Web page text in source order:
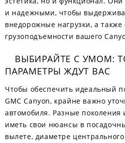
и надежными, чтобы
внедорожные нагрузки, а также
грузоподъемности вашего
ВЫБИРАЙТЕ С УМОМ:
ПАРАМЕТРЫ ЖДУТ ВАС
Чтобы обеспечить идеальный
GMC Canyon, крайне важно
автомобиля. Разные поколения
иметь свои нюансы в
вылете, диаметре